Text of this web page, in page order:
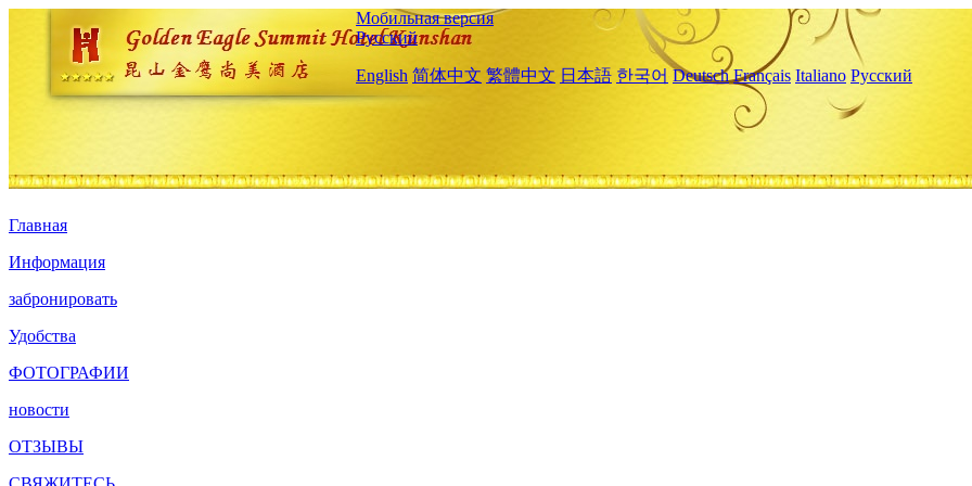
Мобильная версия
Русский
English 简体中文 繁體中文 日本語 한국어 Deutsch Français Italiano Русский
Главная
Информация
забронировать
Удобства
ФОТОГРАФИИ
новости
ОТЗЫВЫ